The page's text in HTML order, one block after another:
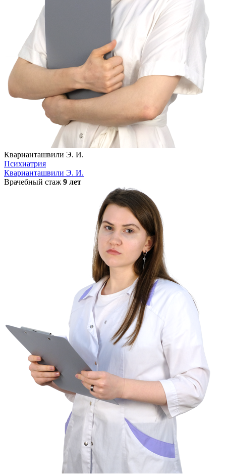
Кварианташвили Э. И.
Психиатрия
Кварианташвили Э. И.
Врачебный стаж 9 лет